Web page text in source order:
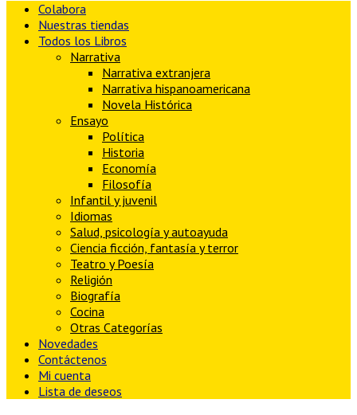
Colabora
Nuestras tiendas
Todos los Libros
Narrativa
Narrativa extranjera
Narrativa hispanoamericana
Novela Histórica
Ensayo
Política
Historia
Economía
Filosofía
Infantil y juvenil
Idiomas
Salud, psicología y autoayuda
Ciencia ficción, fantasía y terror
Teatro y Poesía
Religión
Biografía
Cocina
Otras Categorías
Novedades
Contáctenos
Mi cuenta
Lista de deseos